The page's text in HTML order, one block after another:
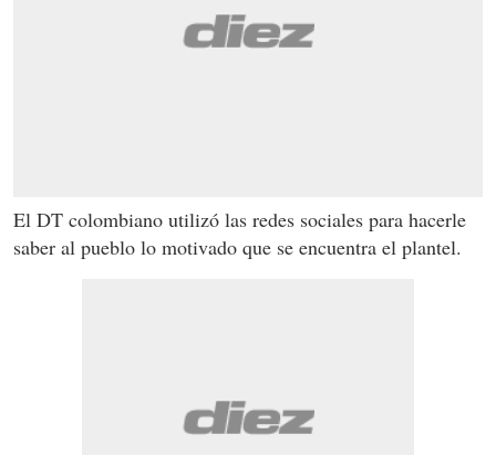
El DT colombiano utilizó las redes sociales para hacerle
saber al pueblo lo motivado que se encuentra el plantel.